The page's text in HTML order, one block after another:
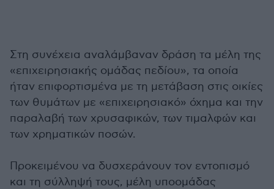
Στη συνέχεια αναλάμβαναν δράση τα μέλη της
«επιχειρησιακής ομάδας πεδίου», τα οποία
ήταν επιφορτισμένα με τη μετάβαση στις οικίες
των θυμάτων με «επιχειρησιακό» όχημα και την
παραλαβή των χρυσαφικών, των τιμαλφών και
των χρηματικών ποσών.
Προκειμένου να δυσχεράνουν τον εντοπισμό
και τη σύλληψή τους, μέλη υποομάδας